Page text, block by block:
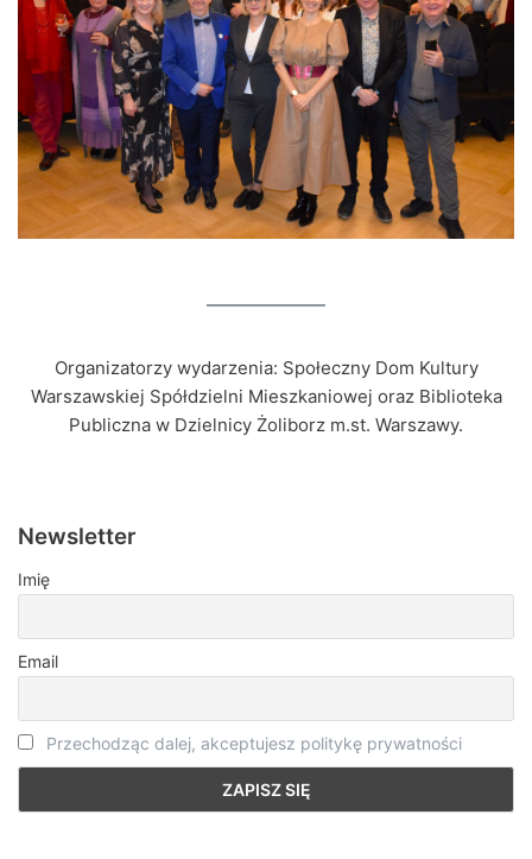
Organizatorzy wydarzenia: Społeczny Dom Kultury
Warszawskiej Spółdzielni Mieszkaniowej oraz Biblioteka
Publiczna w Dzielnicy Żoliborz m.st. Warszawy.
Newsletter
Imię
Email
Przechodząc dalej, akceptujesz politykę prywatności